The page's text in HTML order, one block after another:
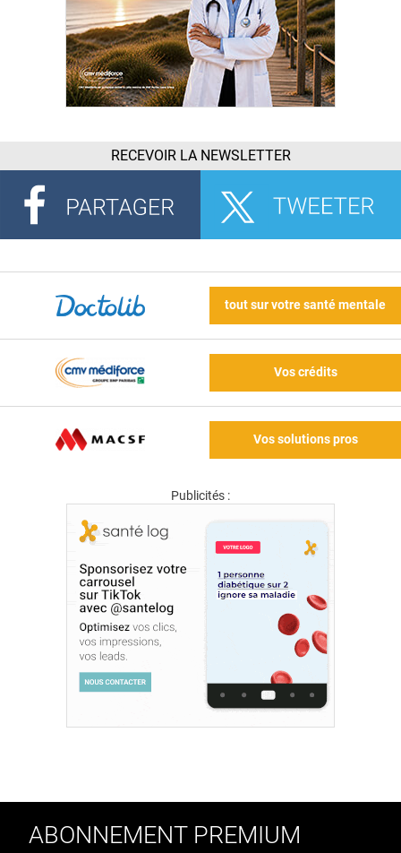
RECEVOIR LA NEWSLETTER
tout sur votre santé mentale
Vos crédits
Vos solutions pros
Publicités :
ABONNEMENT PREMIUM